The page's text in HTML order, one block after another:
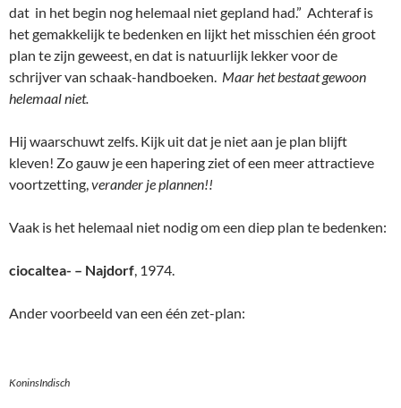
dat in het begin nog helemaal niet gepland had.” Achteraf is
het gemakkelijk te bedenken en lijkt het misschien één groot
plan te zijn geweest, en dat is natuurlijk lekker voor de
schrijver van schaak-handboeken. Maar het bestaat gewoon
helemaal niet.
Hij waarschuwt zelfs. Kijk uit dat je niet aan je plan blijft
kleven! Zo gauw je een hapering ziet of een meer attractieve
voortzetting,verander je plannen!!
Vaak is het helemaal niet nodig om een diep plan te bedenken:
ciocaltea- – Najdorf, 1974.
Ander voorbeeld van een één zet-plan:
KoninsIndisch